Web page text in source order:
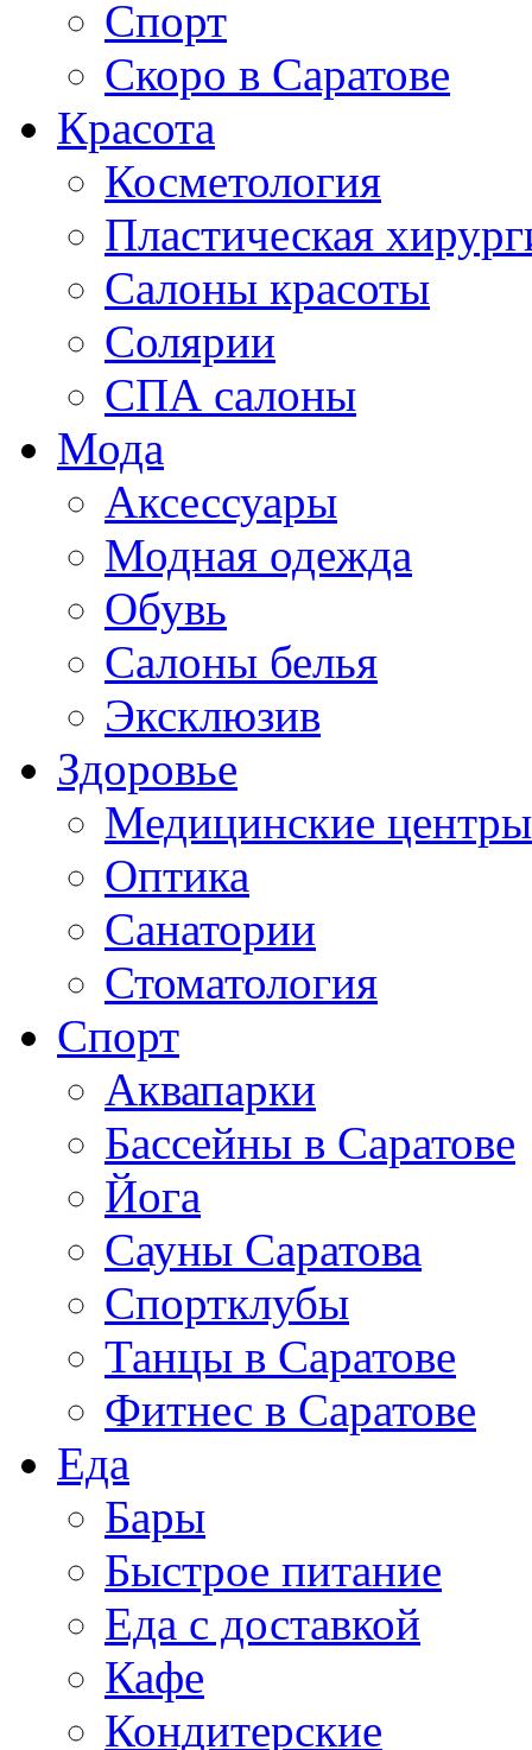
Спорт
Скоро в Саратове
Красота
Косметология
Пластическая
Салоны красоты
Солярии
СПА салоны
Мода
Аксессуары
Модная одежда
Обувь
Салоны белья
Эксклюзив
Здоровье
Медицинские центры
Оптика
Санатории
Стоматология
Спорт
Аквапарки
Бассейны в Саратове
Йога
Сауны Саратова
Спортклубы
Танцы в Саратове
Фитнес в Саратове
Еда
Бары
Быстрое питание
Еда с доставкой
Кафе
Кондитерские